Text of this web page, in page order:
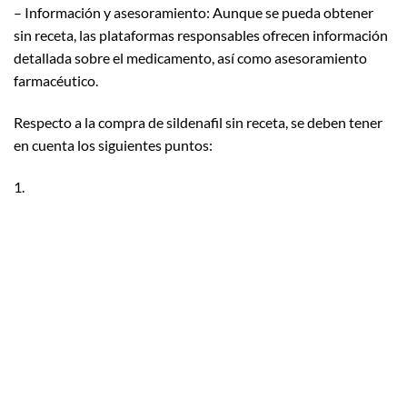
– Información y asesoramiento: Aunque se pueda obtener
sin receta, las plataformas responsables ofrecen información
detallada sobre el medicamento, así como asesoramiento
farmacéutico.
Respecto a la compra de sildenafil sin receta, se deben tener
en cuenta los siguientes puntos:
1.